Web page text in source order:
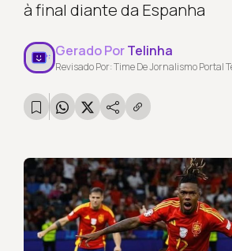
à final diante da Espanha
Gerado PorTelinha
Revisado Por: Time De Jornalismo Portal